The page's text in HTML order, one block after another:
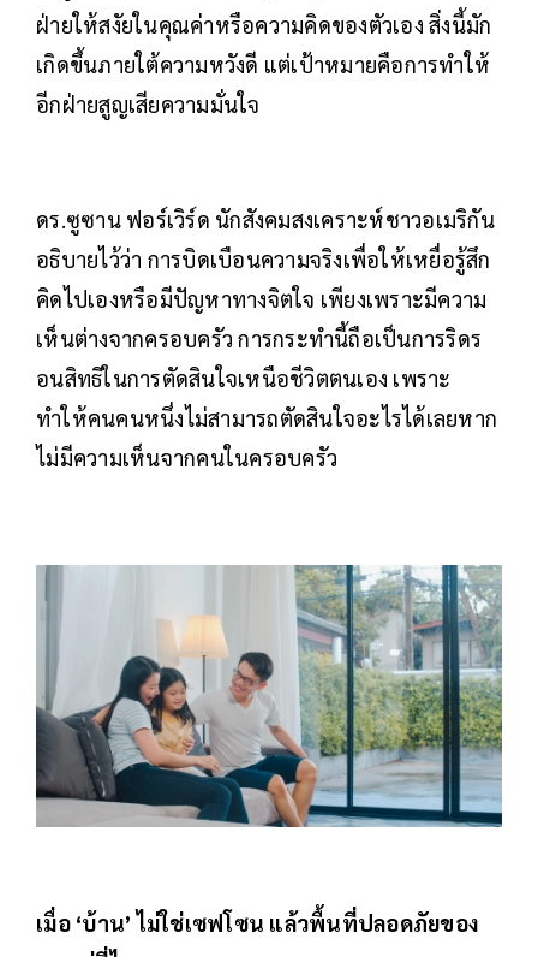
ฝ่ายให้สงัยในคุณค่าหรือความคิดของตัวเอง สิ่งนี้มัก
เกิดขึ้นภายใต้ความหวังดี แต่เป้าหมายคือการทำให้
อีกฝ่ายสูญเสียความมั่นใจ
ดร.ซูซาน ฟอร์เวิร์ด นักสังคมสงเคราะห์ชาวอเมริกัน
อธิบายไว้ว่า การบิดเบือนความจริงเพื่อให้เหยื่อรู้สึก
คิดไปเองหรือมีปัญหาทางจิตใจ เพียงเพราะมีความ
เห็นต่างจากครอบครัว การกระทำนี้ถือเป็นการริดร
อนสิทธิในการตัดสินใจเหนือชีวิตตนเอง เพราะ
ทำให้คนคนหนึ่งไม่สามารถตัดสินใจอะไรได้เลยหาก
ไม่มีความเห็นจากคนในครอบครัว
เมื่อ ‘บ้าน’ ไม่ใช่เซฟโซน แล้วพื้นที่ปลอดภัยของ